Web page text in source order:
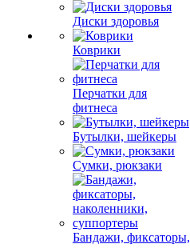
Диски здоровья
Коврики
Перчатки для
фитнеса
Бутылки, шейкеры
Сумки, рюкзаки
Бандажи, фиксаторы,